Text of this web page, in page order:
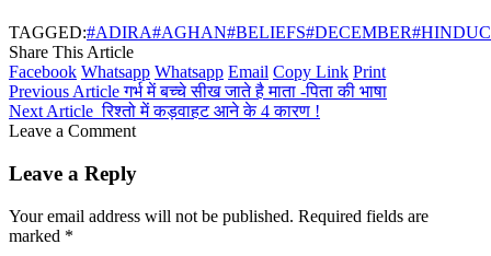
TAGGED:#ADIRA#AGHAN#BELIEFS#DECEMBER
Share This Article
Facebook Whatsapp Whatsapp Email Copy Link Print
Previous Article गर्भ में बच्चे सीख जाते है माता -पिता की भाषा
Next Article रिश्तो में कड़वाहट आने के 4 कारण !
Leave a Comment
Leave a Reply
Your email address will not be published. Required fields are
marked *